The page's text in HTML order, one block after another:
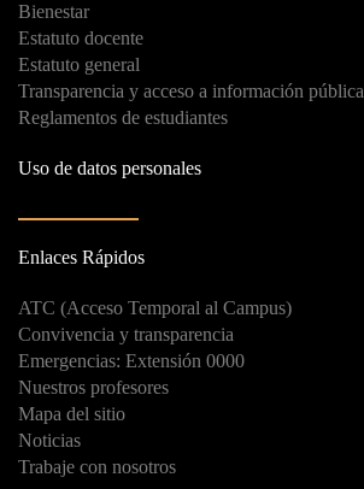
Bienestar
Estatuto docente
Estatuto general
Transparencia y acceso a información pública
Reglamentos de estudiantes
Uso de datos personales
Enlaces Rápidos
ATC (Acceso Temporal al Campus)
Convivencia y transparencia
Emergencias: Extensión 0000
Nuestros profesores
Mapa del sitio
Noticias
Trabaje con nosotros